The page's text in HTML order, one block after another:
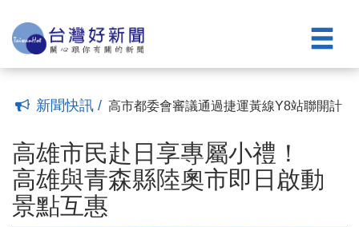
新聞快訊 /
條、檢驗結果與粗油流向應申報
(22:09)
高雄親子遊樂園區8/8開園營運 交通攻略
大公開
高雄凱旋青樹社宅43零星戶招租 8/10至
8/31受理申請(07:00)
飛傲科技「機器人創新中心」進駐高軟
(22:51)
台 高市府8/16前多景點亮橘燈光慶賀
高市都委會審議通過捷運黃線Y8站聯開計
縣陸奧市即日啟動景點互惠(00:07)
大林蒲遷村進度穩健推進 安置地街廓道
路成型(07:20)
不解黨中央決議開除終身黨員資格 莊貽
量宣布退黨民眾黨
(15:20)
台日城市跨國馳援 陳其邁攜手北九州送
高雄市民赴日享專屬小禮！
高雄與青森縣陸奧市即日啟動
景點互惠